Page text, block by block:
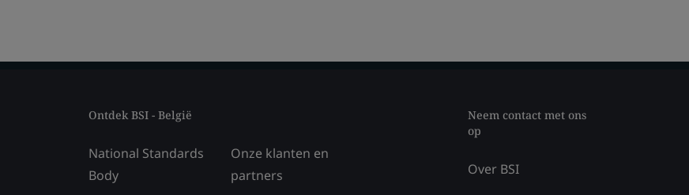
Ontdek BSI - België
National Standards
Body
Onze klanten en
partners
Neem contact met ons
op
Over BSI